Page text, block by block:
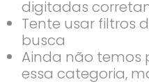
digitadas
Tente usar filtros
busca
Ainda não temos
essa categoria,